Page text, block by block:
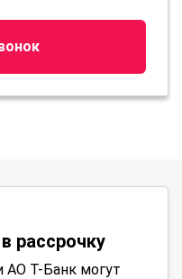
рассрочку
АО Т-Банк могут